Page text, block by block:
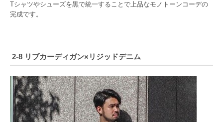
Tシャツやシューズを黒で統一することで上品なモノトーンコーデの
完成です。
2-8 リブカーディガン×リジッドデニム